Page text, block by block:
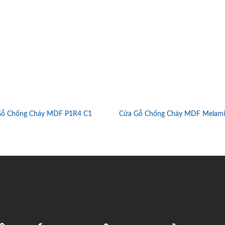
Chống Cháy MDF P1R4 C1 Cửa Gỗ Chống Cháy MDF